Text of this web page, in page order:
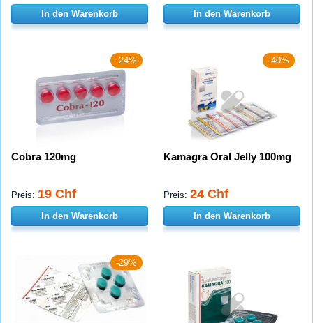
In den Warenkorb In den Warenkorb
-24%
Cobra 120mg
Preis: 19 Chf
In den Warenkorb
-40%
Kamagra Oral Jelly 100mg
Preis: 24 Chf
In den Warenkorb
-29%